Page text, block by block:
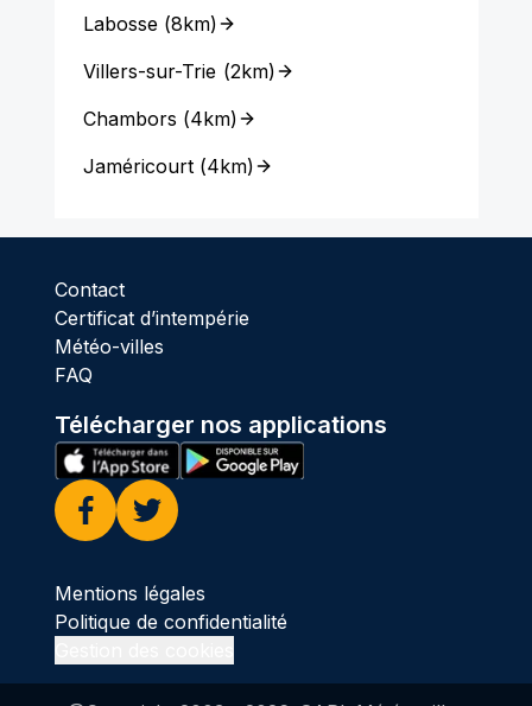
Labosse(8km)
Villers-sur-Trie (2km)
Chambors (4km)
Jaméricourt(4km)
Contact
Certificat d’intempérie
Météo-villes
FAQ
Télécharger nos applications
Facebook
Twitter
Mentions légales
Politique de confidentialité